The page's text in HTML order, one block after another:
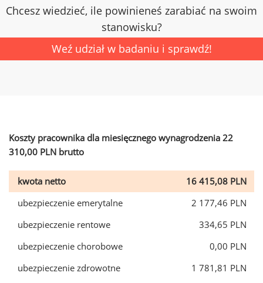
Chcesz wiedzieć, ile powinieneś zarabiać na swoim
stanowisku?
Weź udział w badaniu i sprawdź!
Koszty pracownika dla miesięcznego wynagrodzenia 22
310,00 PLN brutto
kwota netto
16 415,08 PLN
ubezpieczenie emerytalne
2 177,46 PLN
ubezpieczenie rentowe
334,65 PLN
ubezpieczenie chorobowe
0,00 PLN
ubezpieczenie zdrowotne
1 781,81 PLN